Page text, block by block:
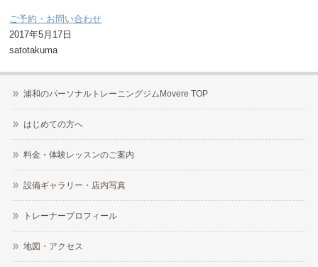
ご予約・お問い合わせ
2017年5月17日
satotakuma
浦和のパーソナルトレーニングジムMovere TOP
はじめての方へ
料金・体験レッスンのご案内
設備ギャラリー・店内写真
トレーナープロフィール
地図・アクセス